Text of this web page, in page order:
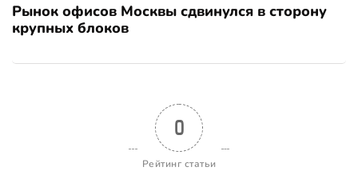
Рынок офисов Москвы сдвинулся в сторону
крупных блоков
0
Рейтинг статьи